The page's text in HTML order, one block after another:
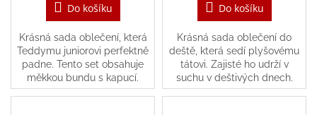
Do košíku
Krásná sada oblečení, která
Teddymu juniorovi perfektně
padne. Tento set obsahuje
měkkou bundu s kapucí.
Do košíku
Krásná sada oblečení do
deště, která sedí plyšovému
tátovi. Zajisté ho udrží v
suchu v deštivých dnech.
Tato sada obsahuje bundu,